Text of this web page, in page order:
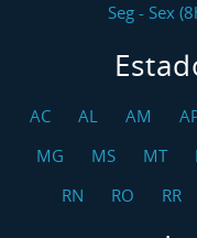
Seg - Sex
AC AL AM
MG
MS MT
RN
RO RR